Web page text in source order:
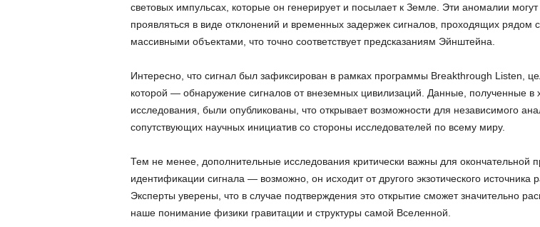
световых импульсах, которые он генерирует и посылает к Земле. Эти аномалии могут
проявляться в виде отклонений и временных задержек сигналов, проходящих рядом с
массивными объектами, что точно соответствует предсказаниям Эйнштейна.
Интересно, что сигнал был зафиксирован в рамках программы Breakthrough Listen,
которой — обнаружение сигналов от внеземных цивилизаций. Данные, полученные в
исследования, были опубликованы, что открывает возможности для независимого
сопутствующих научных инициатив со стороны исследователей по всему миру.
Тем не менее, дополнительные исследования критически важны для окончательной
идентификации сигнала — возможно, он исходит от другого экзотического источника
Эксперты уверены, что в случае подтверждения это открытие сможет значительно
наше понимание физики гравитации и структуры самой Вселенной.